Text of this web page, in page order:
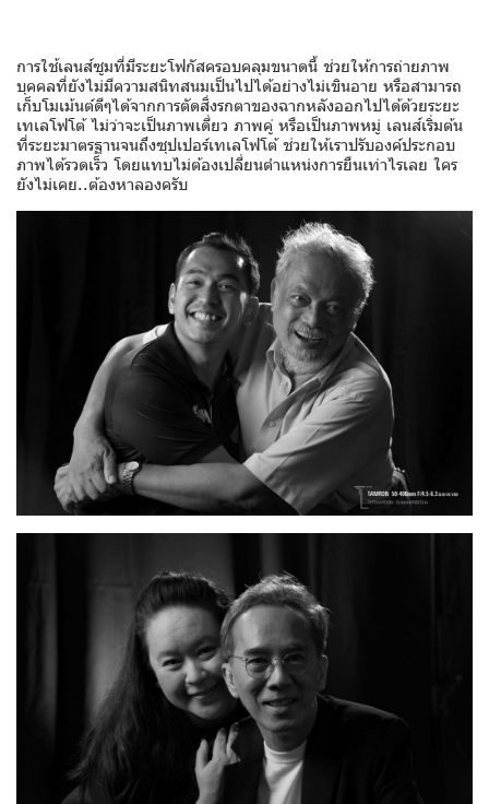
การใช้เลนส์ซูมที่มีระยะโฟกัสครอบคลุมขนาดนี้ ช่วยให้การถ่ายภาพ
บุคคลที่ยังไม่มีความสนิทสนมเป็นไปได้อย่างไม่เขินอาย หรือสามารถ
เก็บโมเม้นต์ดีๆได้จากการตัดสิ่งรกตาของฉากหลังออกไปได้ด้วยระยะ
เทเลโฟโต้ ไม่ว่าจะเป็นภาพเดี่ยว ภาพคู่ หรือเป็นภาพหมู่ เลนส์เริ่มต้น
ที่ระยะมาตรฐานจนถึงซุปเปอร์เทเลโฟโต้ ช่วยให้เราปรับองค์ประกอบ
ภาพได้รวดเร็ว โดยแทบไม่ต้องเปลี่ยนตำแหน่งการยืนเท่าไรเลย ใคร
ยังไม่เคย..ต้องหาลองครับ